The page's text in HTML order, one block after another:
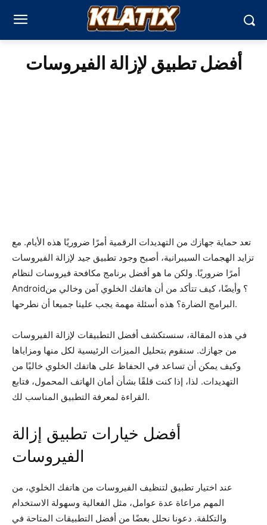
أفضل تطبيق لإزالة الفيروسات
تعد حماية جهازك من التهديدات الرقمية أمرًا ضروريًا هذه الأيام. مع
تزايد الهجمات السيبرانية، أصبح وجود تطبيق جيد لإزالة الفيروسات
أمرًا ضروريًا. ولكن ما هو أفضل برنامج مكافحة فيروسات لنظام
Android؟ وأيضًا، كيف تتأكد من أن هاتفك الخلوي آمن وخالي من
البرامج الضارة؟ هذه أسئلة مهمة يجب علينا جميعا أن نطرحها.
في هذه المقالة، سنستكشف أفضل التطبيقات لإزالة الفيروسات
من جهازك. سنقوم بتحليل الميزات الرئيسية لكل منها ومزاياها
وكيف يمكن أن تساعد في الحفاظ على هاتفك الخلوي خاليًا من
التهديدات. لذا، إذا كنت قلقًا بشأن أمان الهاتف المحمول، فتابع
القراءة لمعرفة التطبيق المناسب لك.
أفضل خيارات تطبيق إزالة
الفيروسات
عند اختيار تطبيق لتنظيف الفيروسات من هاتفك الخلوي، من
المهم مراعاة عدة عوامل، مثل الفعالية وسهولة الاستخدام
والتكلفة. دعونا نحلل بعضًا من أفضل التطبيقات المتاحة في